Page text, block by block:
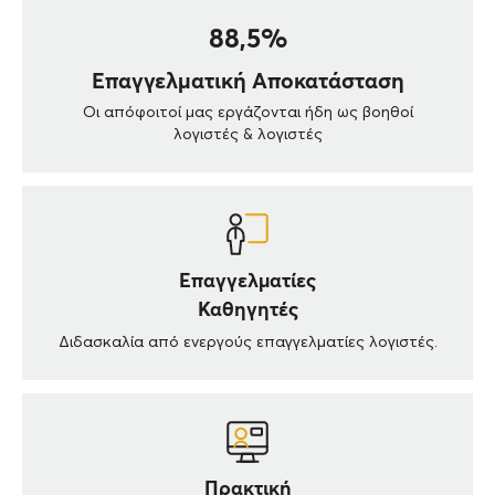
Βασικά Χαρακτηριστικά των σεμιναρίων λογιστικής e
learning
Σε Αίθουσα ζωντανά με καθηγητή.
πο το Γραφείο σας ή την Άνεση του σπιτιού σας
88,5%
Επαγγελματική Αποκατάσταση
Οι απόφοιτοί μας εργάζονται ήδη ως βοηθοί
λογιστές & λογιστές
Επαγγελματίες
Καθηγητές
Διδασκαλία από ενεργούς επαγγελματίες λογιστές.
Πρακτική